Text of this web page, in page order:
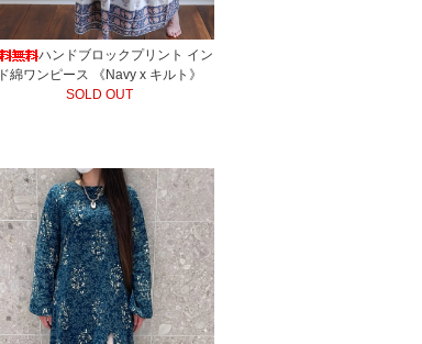
ハンドブロックプリント イン
ド綿ワンピース 《Navy x キルト》
SOLD OUT